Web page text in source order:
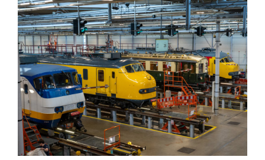
grotere
afbeelding